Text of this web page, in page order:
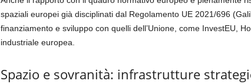
spaziali europei già disciplinati dal Regolamento UE 2021/696
finanziamento e sviluppo con quelli dell’Unione, come InvestEU,
industriale europea.
Spazio e sovranità: infrastrutture